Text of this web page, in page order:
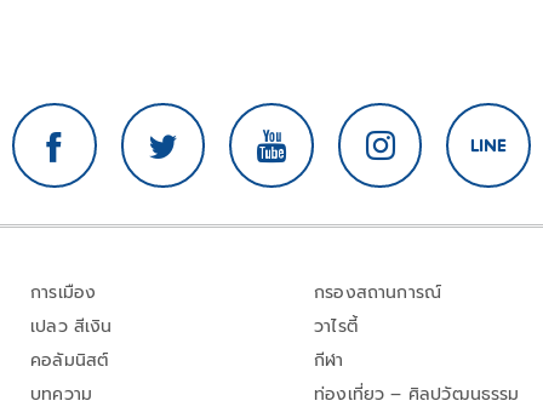
การเมือง
เปลว สีเงิน
คอลัมนิสต์
บทความ
กรองสถานการณ์
วาไรตี้
กีฬา
ท่องเที่ยว – ศิลปวัฒนธรรม